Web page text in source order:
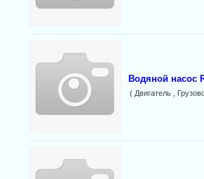
Водяной насос
( Двигатель ,